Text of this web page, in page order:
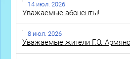
14 июл. 2026
Уважаемые абоненты!
8 июл. 2026
Уважаемые жители Г.О.